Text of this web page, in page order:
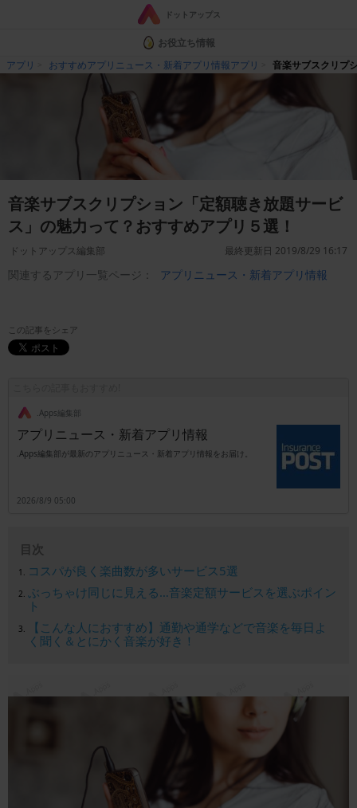
ドットアップス
お役立ち情報
アプリ
おすすめアプリニュース・新着アプリ情報アプリ 音楽サブスクリプ
音楽サブスクリプション「定額聴き放題サービ
ス」の魅力って？おすすめアプリ５選！
ドットアップス編集部 最終更新日 2019/8/29 16:17
関連するアプリ一覧ページ： アプリニュース・新着アプリ情報
この記事をシェア
.Apps編集部
アプリニュース・新着アプリ情報
.Apps編集部が最新のアプリニュース・新着アプリ情報をお届け。
2026/8/9 05:00
目次
コスパが良く楽曲数が多いサービス5選
ぶっちゃけ同じに見える…音楽定額サービスを選ぶポイン
ト
【こんな人におすすめ】通勤や通学などで音楽を毎日よ
く聞く＆とにかく音楽が好き！